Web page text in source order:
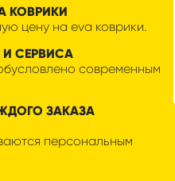
КОВРИКИ
цену на eva коврики.
И СЕРВИСА
современным
ЗАКАЗА
персональным